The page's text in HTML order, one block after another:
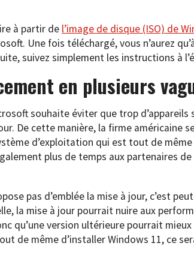
à partir de l’image de disque (ISO) de
Une fois téléchargé, vous n’aurez
suivez simplement les instructions à
en plusieurs
souhaite éviter que trop d’appareils
De cette manière, la firme américaine
d’exploitation qui est tout de
plus de temps aux partenaires
pas d’emblée la mise à jour, c’est
la mise à jour pourrait nuire aux
qu’une version ultérieure pourrait
de même d’installer Windows 11, ce